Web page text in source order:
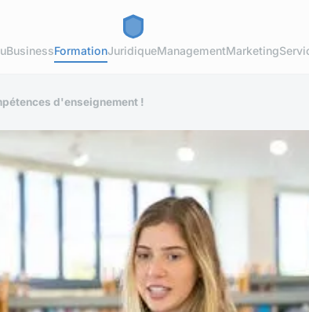
BusinessFormationJuridiqueManagementMarketing
d'enseignement !